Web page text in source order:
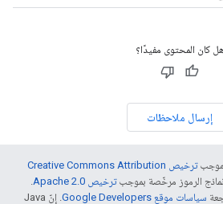
هل كان المحتوى مفيدًا؟
إرسال ملاحظات
ترخيص Creative Commons Attribution
الرموز مرخّصة بموجبترخيص Apache 2.0‏
.
سياسات موقع Google Developers‏
. إنّ Java